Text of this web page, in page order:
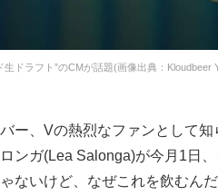
生ドラフト”のCMが話題(画像出典：Kloudbeer
ー、Vの熱烈なファンとして知
ンガ(Lea Salonga)が今月1日
ないけど、なぜこれを飲むん